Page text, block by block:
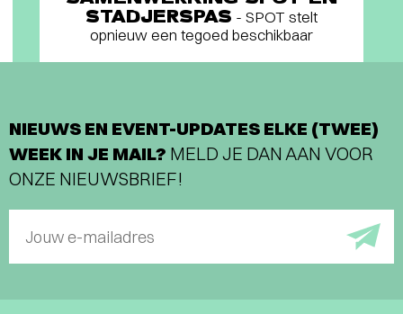
STADJERSPAS - SPOT stelt
opnieuw een tegoed beschikbaar
NIEUWS EN EVENT-UPDATES ELKE (TWEE)
WEEK IN JE MAIL? MELD JE DAN AAN VOOR
ONZE NIEUWSBRIEF!
Jouw e-mailadres